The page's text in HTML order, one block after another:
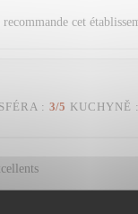
cet
: 3/5 KUCHYNĚ :